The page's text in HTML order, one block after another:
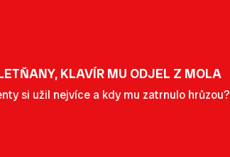
KLAVÍR MU ODJEL Z MOLA
si užil nejvíce a kdy mu zatrnulo hrůzou?